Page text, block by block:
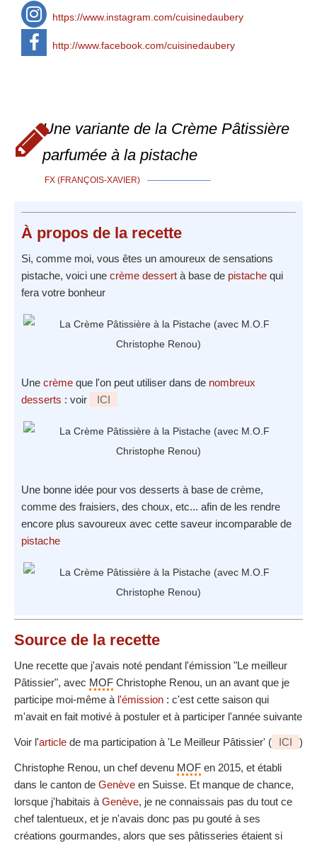
https://www.instagram.com/cuisinedaubery
http://www.facebook.com/cuisinedaubery
Une variante de la Crème Pâtissière
parfumée à la pistache
FX (FRANÇOIS-XAVIER)
À propos de la recette
Si, comme moi, vous êtes un amoureux de sensations
pistache, voici une crème dessert à base de pistache qui
fera votre bonheur
Une crème que l'on peut utiliser dans de nombreux
desserts : voir ICI
Une bonne idée pour vos desserts à base de crème,
comme des fraisiers, des choux, etc... afin de les rendre
encore plus savoureux avec cette saveur incomparable de
pistache
Source de la recette
Une recette que j'avais noté pendant l'émission "Le meilleur
Pâtissier", avec MOF Christophe Renou, un an avant que je
participe moi-même à l'émission : c'est cette saison qui
m'avait en fait motivé à postuler et à participer l'année suivante
Voir l'article de ma participation à 'Le Meilleur Pâtissier' ( ICI )
Christophe Renou, un chef devenu MOF en 2015, et établi
dans le canton de Genève en Suisse. Et manque de chance,
lorsque j'habitais à Genève, je ne connaissais pas du tout ce
chef talentueux, et je n'avais donc pas pu gouté à ses
créations gourmandes, alors que ses pâtisseries étaient si